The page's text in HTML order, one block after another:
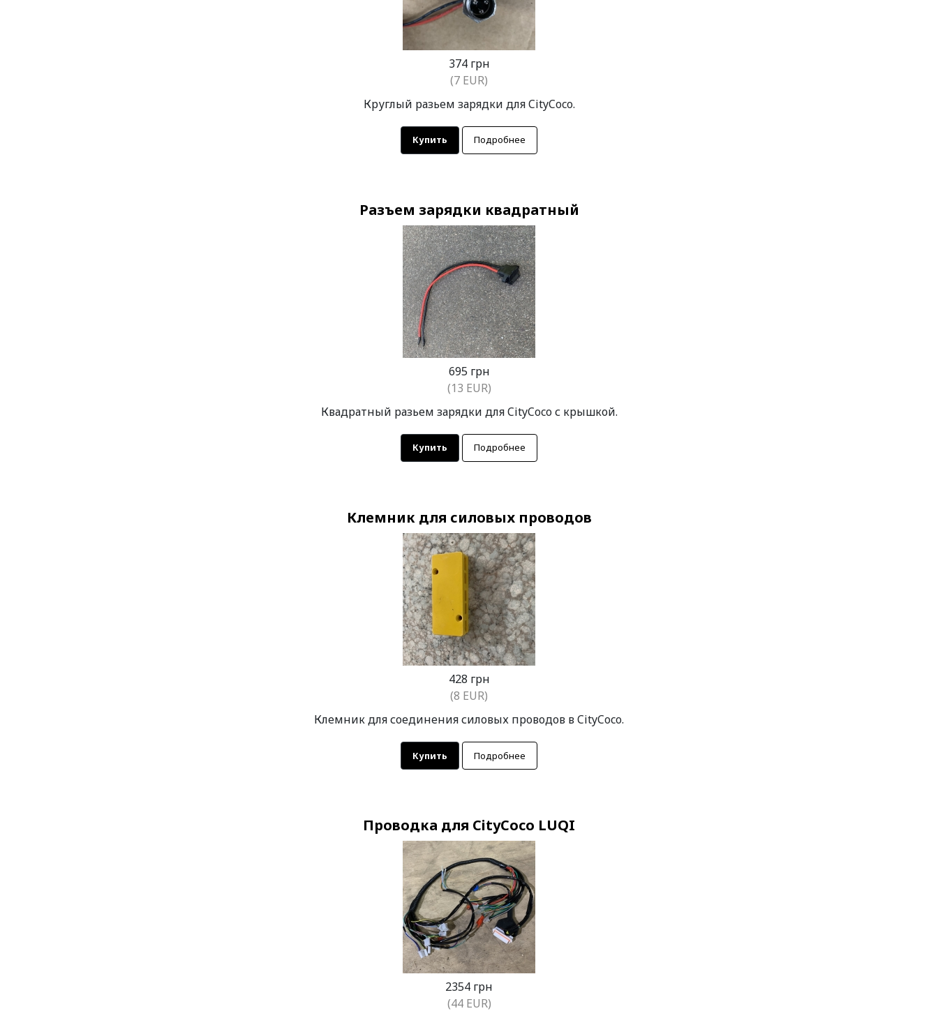
374 грн
(7 EUR)
Круглый разьем зарядки для CityCoco.
Купить Подробнее
Разъем зарядки квадратный
695 грн
(13 EUR)
Квадратный разьем зарядки для CityCoco с крышкой.
Купить Подробнее
Клемник для силовых проводов
428 грн
(8 EUR)
Клемник для соединения силовых проводов в CityCoco.
Купить Подробнее
Проводка для CityCoco LUQI
2354 грн
(44 EUR)